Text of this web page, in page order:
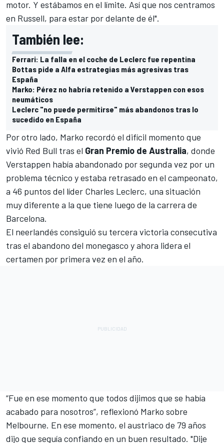
motor. Y estábamos en el límite. Así que nos centramos
en Russell, para estar por delante de él".
También lee:
Ferrari: La falla en el coche de Leclerc fue repentina
Bottas pide a Alfa estrategias más agresivas tras
España
Marko: Pérez no habría retenido a Verstappen con esos
neumáticos
Leclerc "no puede permitirse" más abandonos tras lo
sucedido en España
Por otro lado, Marko recordó el difícil momento que
vivió Red Bull tras el Gran Premio de Australia, donde
Verstappen había abandonado por segunda vez por un
problema técnico y estaba retrasado en el campeonato,
a 46 puntos del líder Charles Leclerc, una situación
muy diferente a la que tiene luego de la carrera de
Barcelona.
El neerlandés consiguió su tercera victoria consecutiva
tras el abandono del monegasco y ahora lidera el
certamen por primera vez en el año.
“Fue en ese momento que todos dijimos que se había
acabado para nosotros”, reflexionó Marko sobre
Melbourne. En ese momento, el austriaco de 79 años
dijo que seguía confiando en un buen resultado. "Dije